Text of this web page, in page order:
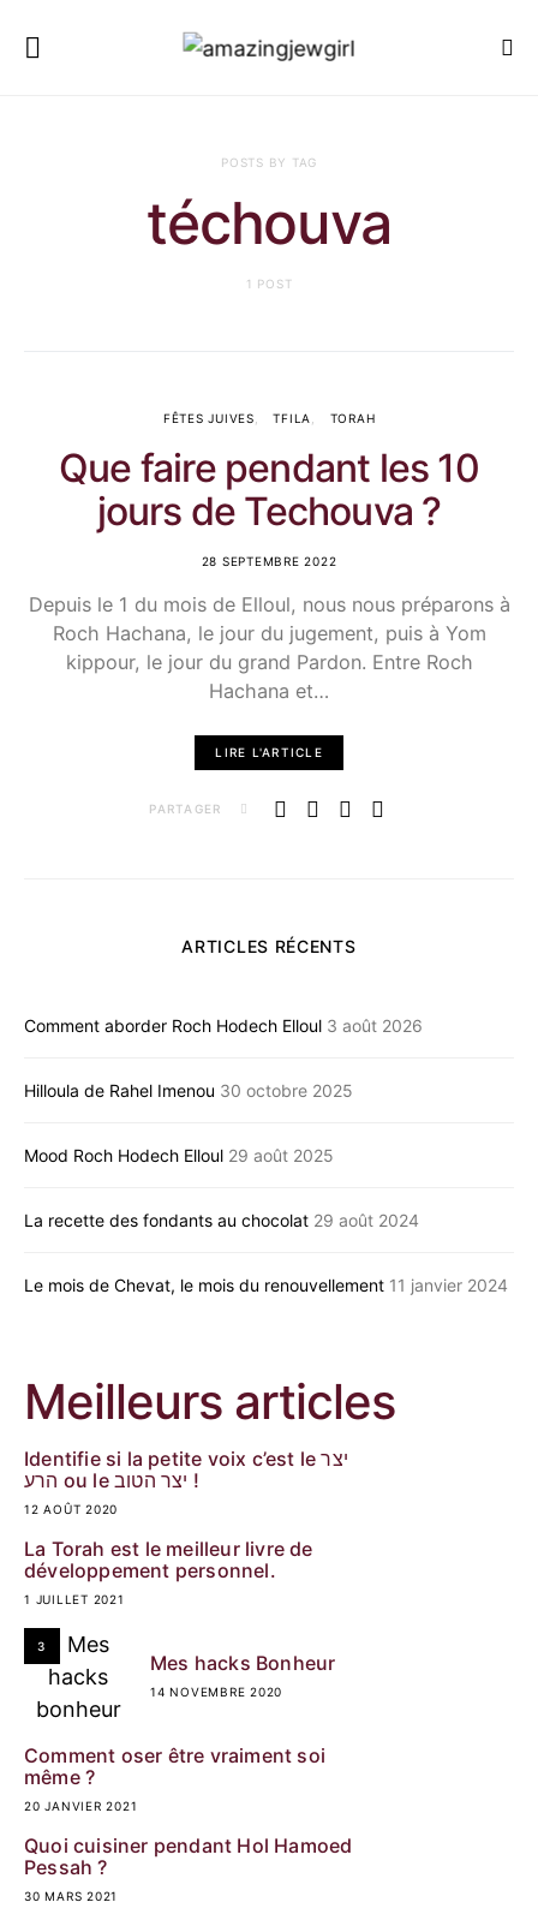
POSTS BY TAG
téchouva
1 POST
FÊTES JUIVES TFILA TORAH
Que faire pendant les 10
jours de Techouva ?
28 SEPTEMBRE 2022
Depuis le 1 du mois de Elloul, nous nous préparons à
Roch Hachana, le jour du jugement, puis à Yom
kippour, le jour du grand Pardon. Entre Roch
Hachana et…
LIRE L'ARTICLE
PARTAGER
ARTICLES RÉCENTS
Comment aborder Roch Hodech Elloul 3 août 2026
Hilloula de Rahel Imenou 30 octobre 2025
Mood Roch Hodech Elloul 29 août 2025
La recette des fondants au chocolat 29 août 2024
Le mois de Chevat, le mois du renouvellement 11 janvier 2024
Meilleurs articles
Identifie si la petite voix c’est le יצר
הרע ou le יצר הטוב !
12 AOÛT 2020
La Torah est le meilleur livre de
développement personnel.
1 JUILLET 2021
3
Mes hacks Bonheur
14 NOVEMBRE 2020
Comment oser être vraiment soi
même ?
20 JANVIER 2021
Quoi cuisiner pendant Hol Hamoed
Pessah ?
30 MARS 2021